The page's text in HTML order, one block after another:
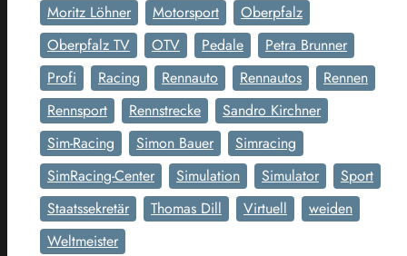
Moritz Löhner
Motorsport
Oberpfalz
Oberpfalz TV
OTV Pedale
Petra Brunner
Profi
Racing Rennauto Rennautos
Rennen
Rennsport
Rennstrecke
Sandro Kirchner
Sim-Racing
Simon Bauer
Simracing
SimRacing-Center
Simulation Simulator
Sport
Staatssekretär
Thomas Dill Virtuell
weiden
Weltmeister